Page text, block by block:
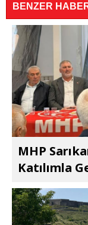
BENZER
MHP
Katılımla